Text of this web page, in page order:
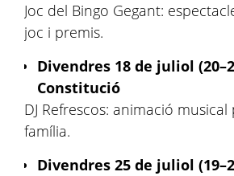
Joc del Bingo Gegant:
joc i premis.
Divendres 18 de juliol
Constitució
DJ Refrescos: animació
família.
Divendres 25 de juliol